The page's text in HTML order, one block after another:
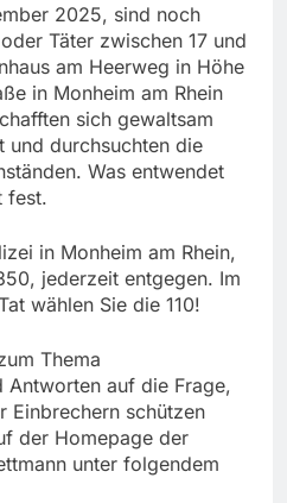
2025, sind noch
Täter zwischen 17 und
am Heerweg in Höhe
in Monheim am Rhein
sich gewaltsam
und durchsuchten die
Was entwendet
fest.
in Monheim am Rhein,
jederzeit entgegen. Im
wählen Sie die 110!
Thema
Antworten auf die Frage,
Einbrechern schützen
der Homepage der
unter folgendem